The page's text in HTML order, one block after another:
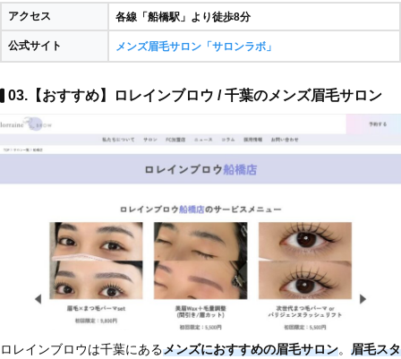
アクセス 各線「船橋駅」より徒歩8分
公式サイト メンズ眉毛サロン「サロンラボ」
03.【おすすめ】ロレインブロウ / 千葉のメンズ眉毛サロン
ロレインブロウは千葉にあるメンズにおすすめの眉毛サロン。 眉毛スタ